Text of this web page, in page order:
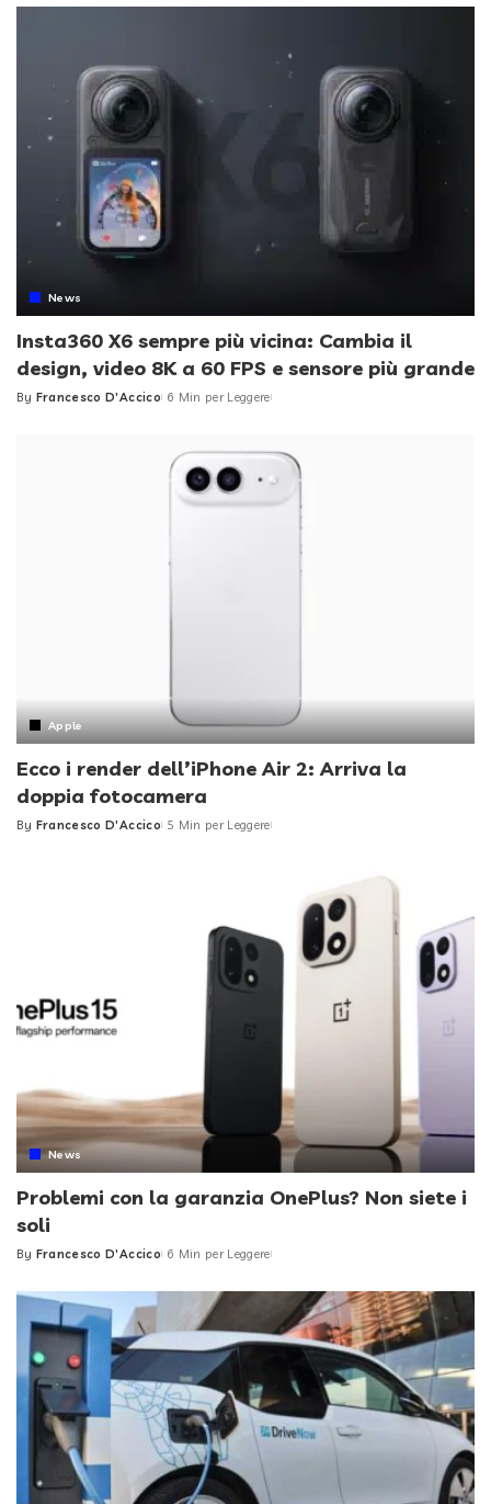
News
Insta360 X6 sempre più vicina: Cambia il
design, video 8K a 60 FPS e sensore più grande
Posted
By Francesco D'Accico 6 Min per Leggere
Apple
Ecco i render dell’iPhone Air 2: Arriva la
doppia fotocamera
Posted
By Francesco D'Accico 5 Min per Leggere
News
Problemi con la garanzia OnePlus? Non siete i
soli
Posted
By Francesco D'Accico 6 Min per Leggere